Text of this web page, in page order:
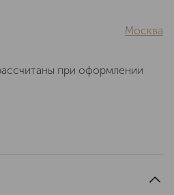
Москва
при оформлении